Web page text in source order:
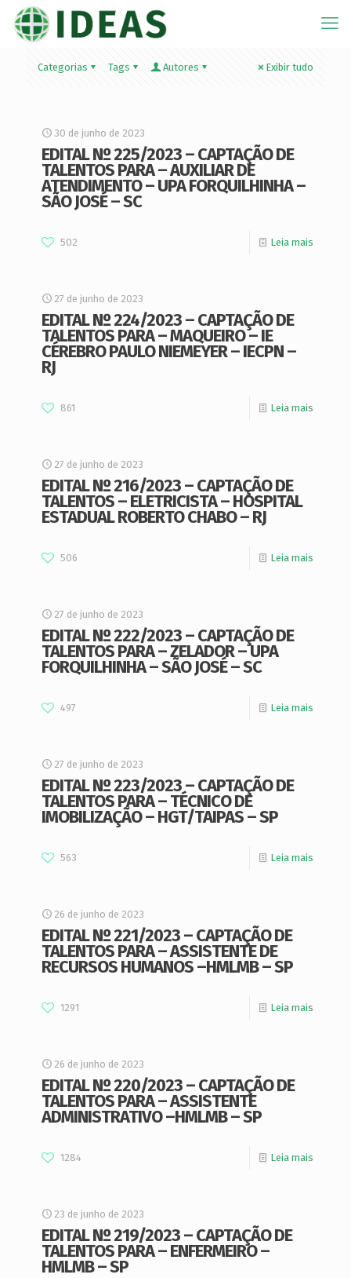
Categorias Tags Autores Exibir tudo
30 de junho de 2023
EDITAL Nº 225/2023 – CAPTAÇÃO DE
TALENTOS PARA – AUXILIAR DE
ATENDIMENTO – UPA FORQUILHINHA –
SÃO JOSÉ – SC
502 Leia mais
27 de junho de 2023
EDITAL Nº 224/2023 – CAPTAÇÃO DE
TALENTOS PARA – MAQUEIRO – IE
CÉREBRO PAULO NIEMEYER – IECPN –
RJ
861 Leia mais
27 de junho de 2023
EDITAL Nº 216/2023 – CAPTAÇÃO DE
TALENTOS – ELETRICISTA – HOSPITAL
ESTADUAL ROBERTO CHABO – RJ
506 Leia mais
27 de junho de 2023
EDITAL Nº 222/2023 – CAPTAÇÃO DE
TALENTOS PARA – ZELADOR – UPA
FORQUILHINHA – SÃO JOSÉ – SC
497 Leia mais
27 de junho de 2023
EDITAL Nº 223/2023 – CAPTAÇÃO DE
TALENTOS PARA – TÉCNICO DE
IMOBILIZAÇÃO – HGT/TAIPAS – SP
563 Leia mais
26 de junho de 2023
EDITAL Nº 221/2023 – CAPTAÇÃO DE
TALENTOS PARA – ASSISTENTE DE
RECURSOS HUMANOS –HMLMB – SP
1291 Leia mais
26 de junho de 2023
EDITAL Nº 220/2023 – CAPTAÇÃO DE
TALENTOS PARA – ASSISTENTE
ADMINISTRATIVO –HMLMB – SP
1284 Leia mais
23 de junho de 2023
EDITAL Nº 219/2023 – CAPTAÇÃO DE
TALENTOS PARA – ENFERMEIRO –
HMLMB – SP